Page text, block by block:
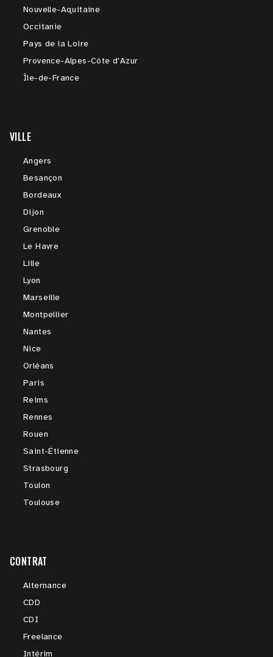
Nouvelle-Aquitaine
Occitanie
Pays de la Loire
Provence-Alpes-Côte d'Azur
Île-de-France
VILLE
Angers
Besançon
Bordeaux
Dijon
Grenoble
Le Havre
Lille
Lyon
Marseille
Montpellier
Nantes
Nice
Orléans
Paris
Reims
Rennes
Rouen
Saint-Étienne
Strasbourg
Toulon
Toulouse
CONTRAT
Alternance
CDD
CDI
Freelance
Intérim